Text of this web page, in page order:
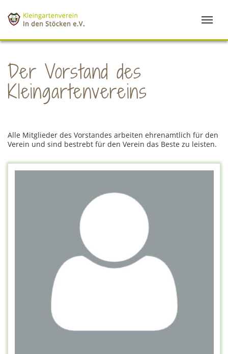
Der Vorstand des
Kleingartenvereins
Alle Mitglieder des Vorstandes arbeiten ehrenamtlich für den
Verein und sind bestrebt für den Verein das Beste zu leisten.